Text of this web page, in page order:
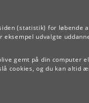
(statistik) for løbende
udvalgte
gemt på din computer
cookies, og du kan altid